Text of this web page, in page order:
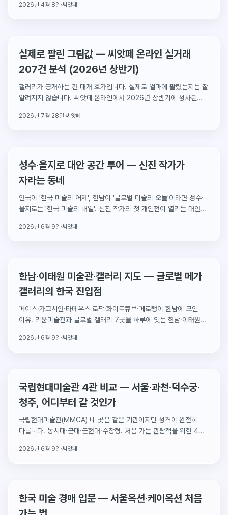
2026년 4월 8일·씨앗페
실제로 팔린 그림값 — 씨앗페 온라인 실거래
207건 분석 (2026년 상반기)
갤러리가 공개하는 건 대개 호가입니다. 실제로 얼마에 팔렸는지는 잘
알려지지 않습니다. 씨앗페 온라인에서 2026년 상반기에 성사된
미만이었습니다.
2026년 7월 28일·씨앗페
성수·을지로 대안 공간 투어 — 신진 작가가
자라는 동네
안국이 '한국 미술의 어제', 한남이 '글로벌 미술의 오늘'이라면 성수·
을지로는 '한국 미술의 내일'. 신진 작가의 첫 개인전이 열리는 대안
2026년 6월 9일·씨앗페
한남·이태원 미술관·갤러리 지도 — 글로벌 메가
갤러리의 한국 진입점
페이스·가고시안·타데우스 로팍·화이트큐브·페로탱이 한남에 모인
이유. 리움미술관과 글로벌 갤러리 7곳을 하루에 잇는 한남·이태원
2026년 6월 9일·씨앗페
국립현대미술관 4관 비교 — 서울·과천·덕수궁·
청주, 어디부터 갈 것인가
국립현대미술관(MMCA) 네 곳은 같은 기관이지만 성격이 완전히
다릅니다. 동시대·근대·근현대·수장형. 처음 가는 관람객을 위한 4관
2026년 6월 9일·씨앗페
한국 미술 경매 입문 — 서울옥션·케이옥션 처음